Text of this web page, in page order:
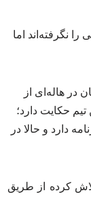
نگرفته‌اند اما
در هاله‌ای از
حکایت دارد؛
دارد و حالا در
کرده از طریق